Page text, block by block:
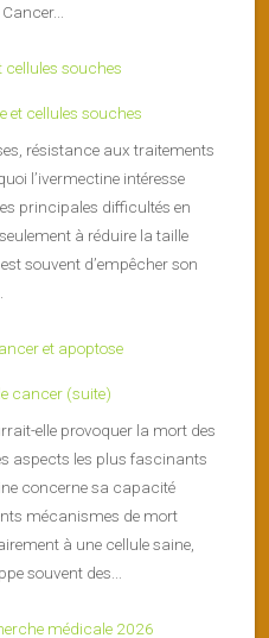
et cellules souches
résistance aux traitements
l’ivermectine intéresse
principales difficultés en
à réduire la taille
souvent d’empêcher son
cancer (suite)
elle provoquer la mort des
aspects les plus fascinants
concerne sa capacité
mécanismes de mort
à une cellule saine,
souvent des...